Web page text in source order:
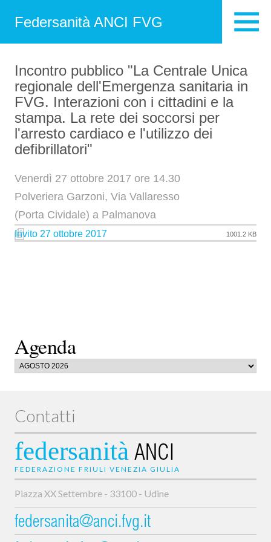
Federsanità ANCI FVG
Agenda
Incontro pubblico "La Centrale Unica
regionale dell'Emergenza sanitaria in
FVG. Interazioni con i cittadini e la
stampa. La rete dei soccorsi per
l'arresto cardiaco e l'utilizzo dei
defibrillatori"
Venerdì 27 ottobre 2017 ore 14.30
Polveriera Garzoni, Via Vallaresso
(Porta Cividale) a Palmanova
Invito 27 ottobre 2017 1001.2 KB
Contatti
federsanità ANCI
FEDERAZIONE FRIULI VENEZIA GIULIA
Piazza XX Settembre - 33100 - Udine
federsanita@anci.fvg.it